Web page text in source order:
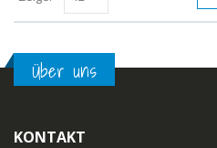
Über uns
KONTAKT